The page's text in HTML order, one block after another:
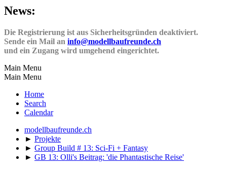
News:
Die Registrierung ist aus Sicherheitsgründen deaktiviert.
Sende ein Mail an info@modellbaufreunde.ch
und ein Zugang wird umgehend eingerichtet.
Main Menu
Main Menu
Home
Search
Calendar
modellbaufreunde.ch
► Projekte
► Group Build # 13: Sci-Fi + Fantasy
► GB 13: Olli's Beitrag: 'die Phantastische Reise'